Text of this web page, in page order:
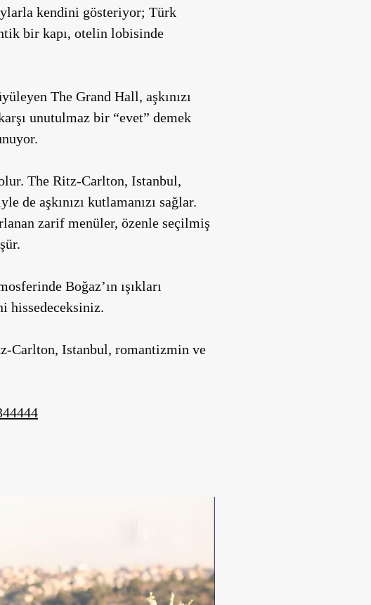
kendini gösteriyor; Türk
bir kapı, otelin lobisinde
The Grand Hall, aşkınızı
unutulmaz bir “evet” demek
The Ritz-Carlton, Istanbul,
de aşkınızı kutlamanızı sağlar.
zarif menüler, özenle seçilmiş
Boğaz’ın ışıkları
hissedeceksiniz.
Carlton, Istanbul, romantizmin ve